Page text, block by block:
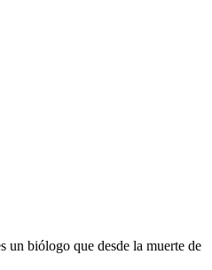
un biólogo que desde la muerte de